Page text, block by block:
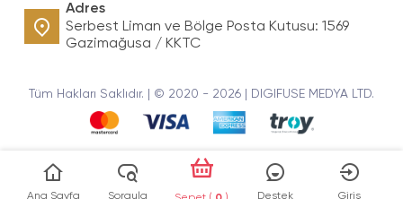
Adres
Serbest Liman ve Bölge Posta Kutusu: 1569
Gazimağusa / KKTC
Tüm Hakları Saklıdır. | © 2020 - 2026 | DIGIFUSE MEDYA LTD.
Ana Sayfa Sorgula Destek Giriş